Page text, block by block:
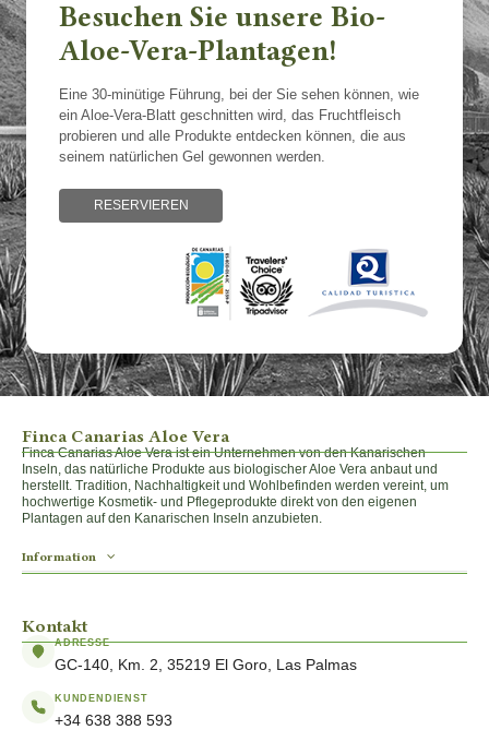
Besuchen Sie unsere Bio-
Aloe-Vera-Plantagen!
Eine 30-minütige Führung, bei der Sie sehen können, wie
ein Aloe-Vera-Blatt geschnitten wird, das Fruchtfleisch
probieren und alle Produkte entdecken können, die aus
seinem natürlichen Gel gewonnen werden.
RESERVIEREN
Finca Canarias Aloe Vera
Finca Canarias Aloe Vera ist ein Unternehmen von den Kanarischen
Inseln, das natürliche Produkte aus biologischer Aloe Vera anbaut und
herstellt. Tradition, Nachhaltigkeit und Wohlbefinden werden vereint, um
hochwertige Kosmetik- und Pflegeprodukte direkt von den eigenen
Plantagen auf den Kanarischen Inseln anzubieten.
Information
Kontakt
ADRESSE
GC-140, Km. 2, 35219 El Goro, Las Palmas
KUNDENDIENST
+34 638 388 593